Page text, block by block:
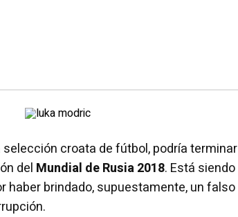
selección croata de fútbol, podría terminar
del Mundial de Rusia 2018. Está siendo
haber brindado, supuestamente, un falso